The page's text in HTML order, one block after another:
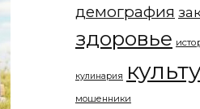
демография
здоровье
кулинария
мошенники